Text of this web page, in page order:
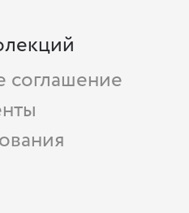
соглашение